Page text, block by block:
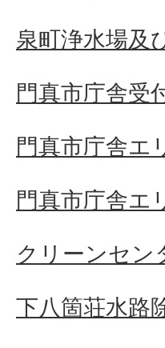
泉町浄水場及
門真市庁舎受
門真市庁舎エ
門真市庁舎エ
クリーンセン
下八箇荘水路